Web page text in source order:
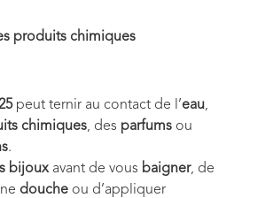
produits chimiques
peut ternir au contact de l’eau,
chimiques, des parfums ou
.
bijouxavant de vous baigner, de
douche ou d’appliquer